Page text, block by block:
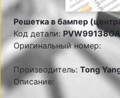
Решетка в бампер
Код детали:PVW99138GA
Оригинальный номер:
Производитель: Tong
Описание: